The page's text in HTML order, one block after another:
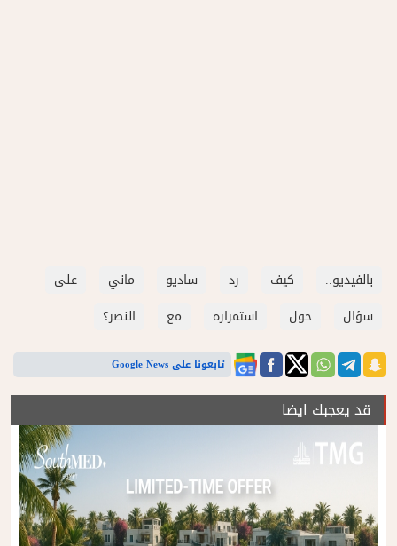
بالفيديو.. كيف رد ساديو ماني
على
سؤال
حول استمراره مع النصر؟
تابعونا على Google News
قد يعجبك ايضا